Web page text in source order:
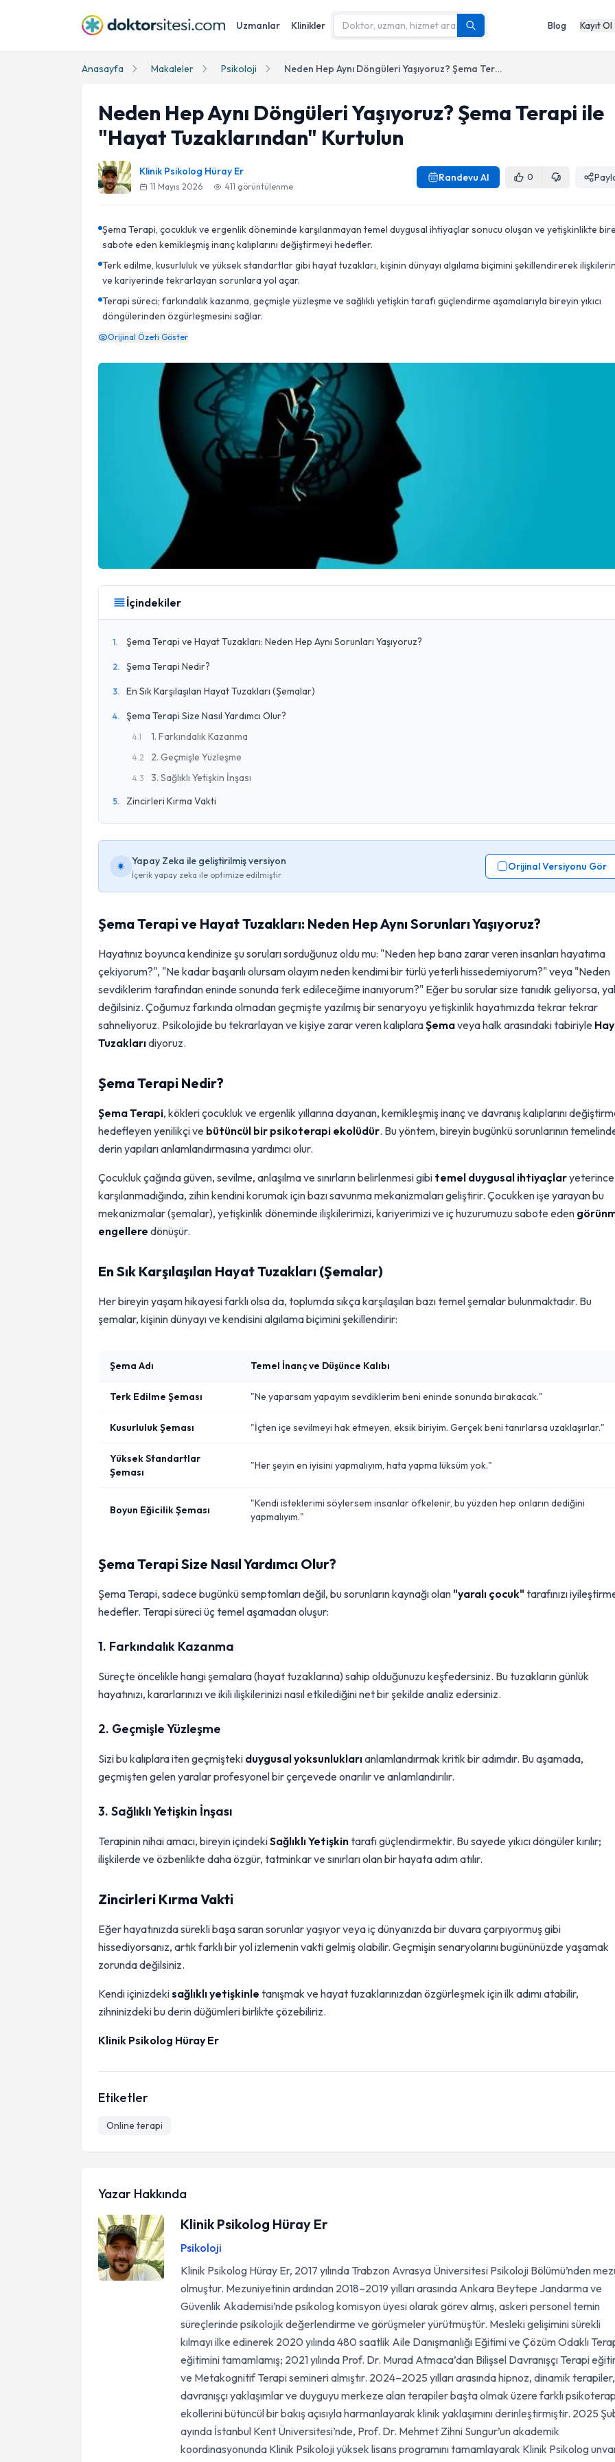
Uzmanlar Klinikler Blog Kayıt Ol
Anasayfa Makaleler Psikoloji Neden Hep Aynı Döngüleri Yaşıyoruz? Şema Terapi ile "Hayat Tuzaklarından" Kurtulun
Neden Hep Aynı Döngüleri Yaşıyoruz? Şema Terapi ile
"Hayat Tuzaklarından" Kurtulun
Klinik Psikolog Hüray Er
11 Mayıs 2026 411 görüntülenme
Randevu Al 0
Şema Terapi, çocukluk ve ergenlik döneminde karşılanmayan temel duygusal ihtiyaçlar sonucu oluşan ve yetişkinlikte
sabote eden kemikleşmiş inanç kalıplarını değiştirmeyi hedefler.
Terk edilme, kusurluluk ve yüksek standartlar gibi hayat tuzakları, kişinin dünyayı algılama biçimini şekillendirerek
ve kariyerinde tekrarlayan sorunlara yol açar.
Terapi süreci; farkındalık kazanma, geçmişle yüzleşme ve sağlıklı yetişkin tarafı güçlendirme aşamalarıyla bireyin yıkıcı
döngülerinden özgürleşmesini sağlar.
Orijinal Özeti Göster
İçindekiler
1. Şema Terapi ve Hayat Tuzakları: Neden Hep Aynı Sorunları Yaşıyoruz?
2. Şema Terapi Nedir?
3. En Sık Karşılaşılan Hayat Tuzakları (Şemalar)
4. Şema Terapi Size Nasıl Yardımcı Olur?
4.1 1. Farkındalık Kazanma
4.2 2. Geçmişle Yüzleşme
4.3 3. Sağlıklı Yetişkin İnşası
5. Zincirleri Kırma Vakti
Yapay Zeka ile geliştirilmiş versiyon
İçerik yapay zeka ile optimize edilmiştir
Orijinal Versiyonu Gör
Şema Terapi ve Hayat Tuzakları: Neden Hep Aynı Sorunları Yaşıyoruz?
Hayatınız boyunca kendinize şu soruları sorduğunuz oldu mu: "Neden hep bana zarar veren insanları hayatıma
çekiyorum?", "Ne kadar başarılı olursam olayım neden kendimi bir türlü yeterli hissedemiyorum?" veya "Neden
sevdiklerim tarafından eninde sonunda terk edileceğime inanıyorum?" Eğer bu sorular size tanıdık geliyorsa,
değilsiniz. Çoğumuz farkında olmadan geçmişte yazılmış bir senaryoyu yetişkinlik hayatımızda tekrar tekrar
sahneliyoruz. Psikolojide bu tekrarlayan ve kişiye zarar veren kalıplaraŞemaveya halk arasındaki tabiriyle
Tuzaklarıdiyoruz.
Şema Terapi Nedir?
Şema Terapi, kökleri çocukluk ve ergenlik yıllarına dayanan, kemikleşmiş inanç ve davranış kalıplarını
hedefleyen yenilikçi ve bütüncül bir psikoterapi ekolüdür. Bu yöntem, bireyin bugünkü sorunlarının
derin yapıları anlamlandırmasına yardımcı olur.
Çocukluk çağında güven, sevilme, anlaşılma ve sınırların belirlenmesi gibi temel duygusal ihtiyaçlaryeterince
karşılanmadığında, zihin kendini korumak için bazı savunma mekanizmaları geliştirir. Çocukken işe yarayan bu
mekanizmalar (şemalar), yetişkinlik döneminde ilişkilerimizi, kariyerimizi ve iç huzurumuzu sabote eden
engellere dönüşür.
En Sık Karşılaşılan Hayat Tuzakları (Şemalar)
Her bireyin yaşam hikayesi farklı olsa da, toplumda sıkça karşılaşılan bazı temel şemalar bulunmaktadır. Bu
şemalar, kişinin dünyayı ve kendisini algılama biçimini şekillendirir:
Şema Adı Temel İnanç ve Düşünce Kalıbı
Terk Edilme Şeması "Ne yaparsam yapayım sevdiklerim beni eninde sonunda bırakacak."
Kusurluluk Şeması "İçten içe sevilmeyi hak etmeyen, eksik biriyim. Gerçek beni tanırlarsa uzaklaşırlar."
Yüksek Standartlar
Şeması
"Her şeyin en iyisini yapmalıyım, hata yapma lüksüm yok."
Boyun Eğicilik Şeması
"Kendi isteklerimi söylersem insanlar öfkelenir, bu yüzden hep onların dediğini
yapmalıyım."
Şema Terapi Size Nasıl Yardımcı Olur?
Şema Terapi, sadece bugünkü semptomları değil, bu sorunların kaynağı olan "yaralı çocuk"tarafınızı
hedefler. Terapi süreci üç temel aşamadan oluşur:
1. Farkındalık Kazanma
Süreçte öncelikle hangi şemalara (hayat tuzaklarına) sahip olduğunuzu keşfedersiniz. Bu tuzakların günlük
hayatınızı, kararlarınızı ve ikili ilişkilerinizi nasıl etkilediğini net bir şekilde analiz edersiniz.
2. Geçmişle Yüzleşme
Sizi bu kalıplara iten geçmişteki duygusal yoksunluklarıanlamlandırmak kritik bir adımdır. Bu aşamada,
geçmişten gelen yaralar profesyonel bir çerçevede onarılır ve anlamlandırılır.
3. Sağlıklı Yetişkin İnşası
Terapinin nihai amacı, bireyin içindekiSağlıklı Yetişkintarafı güçlendirmektir. Bu sayede yıkıcı döngüler kırılır;
ilişkilerde ve özbenlikte daha özgür, tatminkar ve sınırları olan bir hayata adım atılır.
Zincirleri Kırma Vakti
Eğer hayatınızda sürekli başa saran sorunlar yaşıyor veya iç dünyanızda bir duvara çarpıyormuş gibi
hissediyorsanız, artık farklı bir yol izlemenin vakti gelmiş olabilir. Geçmişin senaryolarını bugününüzde yaşamak
zorunda değilsiniz.
Kendi içinizdekisağlıklı yetişkinle tanışmak ve hayat tuzaklarınızdan özgürleşmek için ilk adımı atabilir,
zihninizdeki bu derin düğümleri birlikte çözebiliriz.
Klinik Psikolog Hüray Er
Etiketler
Online terapi
Yazar Hakkında
Klinik Psikolog Hüray Er
Psikoloji
Klinik Psikolog Hüray Er, 2017 yılında Trabzon Avrasya Üniversitesi Psikoloji Bölümü’nden
olmuştur. Mezuniyetinin ardından 2018–2019 yılları arasında Ankara Beytepe Jandarma ve
Güvenlik Akademisi’nde psikolog komisyon üyesi olarak görev almış, askeri personel temin
süreçlerinde psikolojik değerlendirme ve görüşmeler yürütmüştür. Mesleki gelişimini sürekli
kılmayı ilke edinerek 2020 yılında 480 saatlik Aile Danışmanlığı Eğitimi ve Çözüm Odaklı
eğitimini tamamlamış; 2021 yılında Prof. Dr. Murad Atmaca’dan Bilişsel Davranışçı Terapi
ve Metakognitif Terapi semineri almıştır. 2024–2025 yılları arasında hipnoz, dinamik terapiler,
davranışçı yaklaşımlar ve duyguyu merkeze alan terapiler başta olmak üzere farklı
ekollerini bütüncül bir bakış açısıyla harmanlayarak klinik yaklaşımını derinleştirmiştir. 2025
ayında İstanbul Kent Üniversitesi’nde, Prof. Dr. Mehmet Zihni Sungur’un akademik
koordinasyonunda Klinik Psikoloji yüksek lisans programını tamamlayarak Klinik Psikolog